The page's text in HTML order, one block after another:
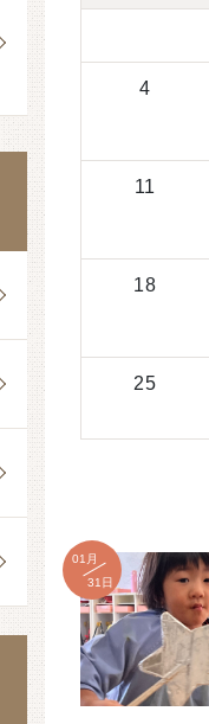
4
11
18
25
01月
31日